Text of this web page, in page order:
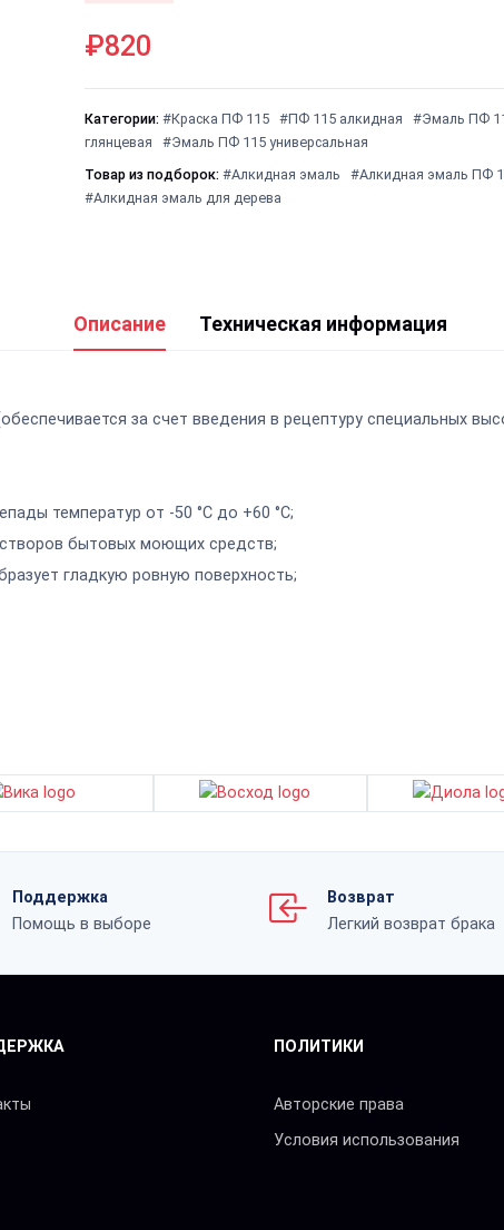
₽820
Категории: #Краска ПФ 115 #ПФ 115 алкидная
#Эмаль ПФ
глянцевая
#Эмаль ПФ 115 универсальная
Товар из подборок: #Алкидная эмаль
#Алкидная эмаль ПФ
#Алкидная эмаль для дерева
Описание Техническая информация
за счет введения в рецептуру специальных
температур от -50 °С до +60 °С;
бытовых моющих средств;
гладкую ровную поверхность;
Поддержка
Помощь в выборе
Возврат
Легкий возврат брака
ПОЛИТИКИ
Авторские права
Условия использования